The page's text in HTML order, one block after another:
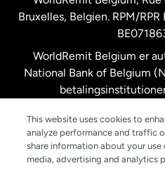
Malaysia
New Zealand
Spanien
Storbritannien
Bruxelles, Belgien. RPM/
WorldRemit Belgium er
National Bank of Belgium
This website uses cookies to
analyze performance and traffic
share information about your
media, advertising and analytics